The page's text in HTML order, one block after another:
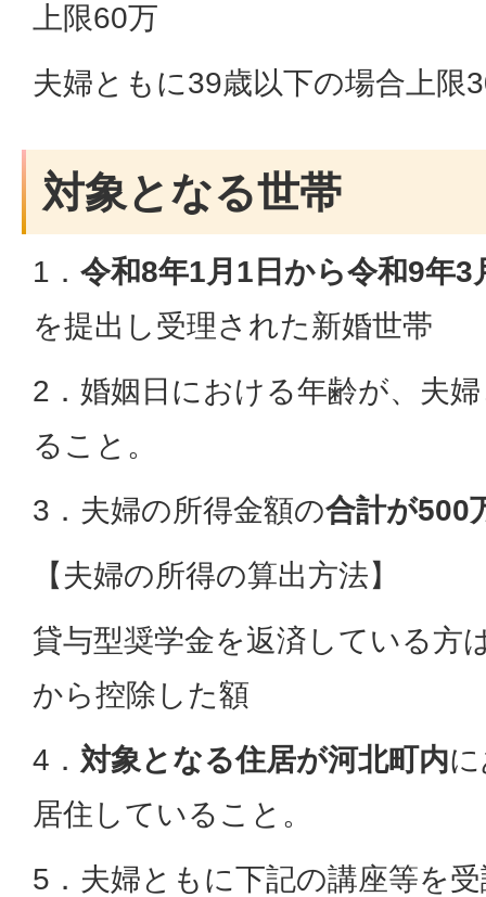
上限60万
夫婦ともに39歳以下の場合上限
対象となる世帯
1． 令和8年1月1日から令和9年3
を提出し受理された新婚世帯
2．婚姻日における年齢が、夫
ること。
3．夫婦の所得金額の合計が500
【夫婦の所得の算出方法】
貸与型奨学金を返済している方
から控除した額
4． 対象となる住居が河北町内
居住していること。
5．夫婦ともに下記の講座等を